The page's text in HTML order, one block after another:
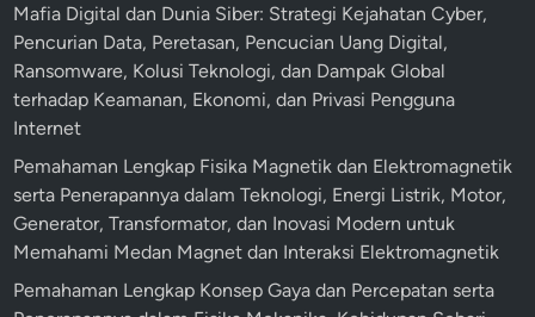
Mafia Digital dan Dunia Siber: Strategi Kejahatan Cyber,
Pencurian Data, Peretasan, Pencucian Uang Digital,
Ransomware, Kolusi Teknologi, dan Dampak Global
terhadap Keamanan, Ekonomi, dan Privasi Pengguna
Internet
Pemahaman Lengkap Fisika Magnetik dan Elektromagnetik
serta Penerapannya dalam Teknologi, Energi Listrik, Motor,
Generator, Transformator, dan Inovasi Modern untuk
Memahami Medan Magnet dan Interaksi Elektromagnetik
Pemahaman Lengkap Konsep Gaya dan Percepatan serta